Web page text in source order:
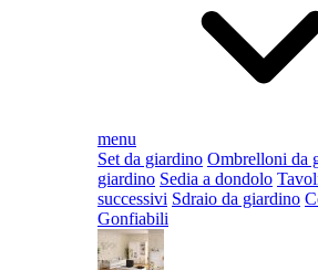
menu
Set da giardino Ombrelloni da
giardino Sedia a dondolo
successivi Sdraio da giardino
Gonfiabili